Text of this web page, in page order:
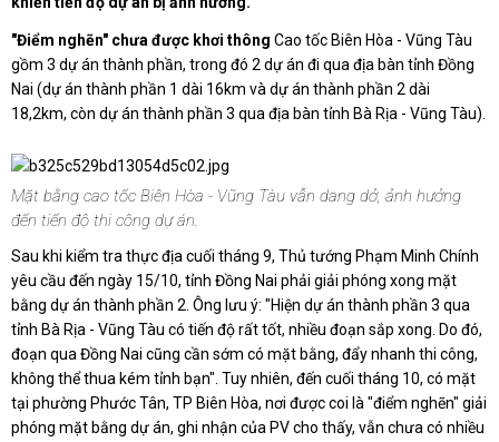
"Điểm nghẽn" chưa được khơi thông Cao tốc Biên Hòa - Vũng Tàu
gồm 3 dự án thành phần, trong đó 2 dự án đi qua địa bàn tỉnh Đồng
Nai (dự án thành phần 1 dài 16km và dự án thành phần 2 dài
18,2km, còn dự án thành phần 3 qua địa bàn tỉnh Bà Rịa - Vũng Tàu).
Mặt bằng cao tốc Biên Hòa - Vũng Tàu vẫn dang dở, ảnh hưởng
đến tiến độ thi công dự án.
Sau khi kiểm tra thực địa cuối tháng 9, Thủ tướng Phạm Minh Chính
yêu cầu đến ngày 15/10, tỉnh Đồng Nai phải giải phóng xong mặt
bằng dự án thành phần 2. Ông lưu ý: "Hiện dự án thành phần 3 qua
tỉnh Bà Rịa - Vũng Tàu có tiến độ rất tốt, nhiều đoạn sắp xong. Do đó,
đoạn qua Đồng Nai cũng cần sớm có mặt bằng, đẩy nhanh thi công,
không thể thua kém tỉnh bạn". Tuy nhiên, đến cuối tháng 10, có mặt
tại phường Phước Tân, TP Biên Hòa, nơi được coi là "điểm nghẽn" giải
phóng mặt bằng dự án, ghi nhận của PV cho thấy, vẫn chưa có nhiều